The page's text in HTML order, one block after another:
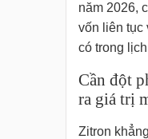
năm 2026,
vốn liên tục
có trong
Cần đột
ra giá trị
Zitron